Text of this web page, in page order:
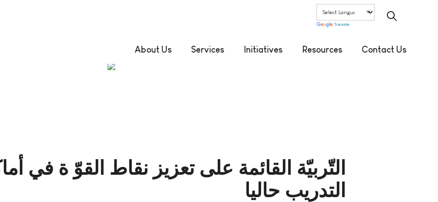
Translate
About Us Services Initiatives Resources Contact Us
التّربیّة القائمة على تعزیز نقاط القوّ ة في
التدريب حاليا